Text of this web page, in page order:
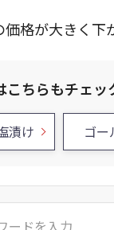
格が大きく下
こちらもチェッ
漬け ゴー